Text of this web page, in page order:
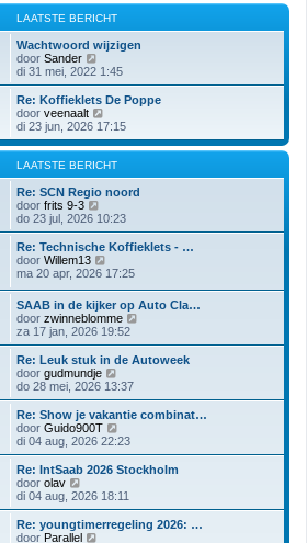
LAATSTE BERICHT
Wachtwoord wijzigen
door Sander
e
k
i
j
k
a
a
t
s
t
e
r
i
c
h
t
di 31 mei, 2022 1:45
Re: Koffieklets De Poppe
door veenaalt
e
k
i
j
k
l
a
t
s
t
e
e
r
i
c
h
t
di 23 jun, 2026 17:15
LAATSTE BERICHT
Re: SCN Regio noord
door frits 9-3
e
k
i
j
k
a
a
t
s
t
e
b
e
r
i
c
h
t
do 23 jul, 2026 10:23
Re: Technische Koffieklets - …
door Willem13
e
j
k
l
a
a
t
s
t
e
b
e
r
i
h
t
ma 20 apr, 2026 17:25
SAAB in de kijker op Auto Cla…
door zwinneblomme
k
i
a
e
r
i
za 17 jan, 2026 19:52
Re: Leuk stuk in de Autoweek
door gudmundje
e
k
i
k
a
a
t
s
e
do 28 mei, 2026 13:37
Re: Show je vakantie combinat…
door Guido900T
e
k
i
k
a
di 04 aug, 2026 22:23
Re: IntSaab 2026 Stockholm
door olav
e
k
i
j
di 04 aug, 2026 18:11
Re: youngtimerregeling 2026: …
door Parallel